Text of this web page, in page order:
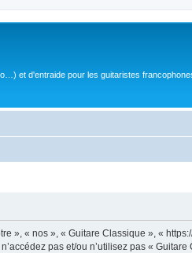
et d'entraide pour les guitaristes
», « nos », « Guitare Classique », «
pas et/ou n’utilisez pas «